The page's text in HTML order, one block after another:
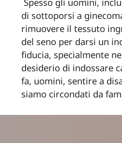
di sottoporsi a
rimuovere il tessuto
del seno per darsi un
fiducia, specialmente
desiderio di indossare
fa, uomini, sentire a
siamo circondati da